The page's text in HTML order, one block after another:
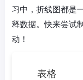
习中，折线图都是
释数据。快来尝试
动！
表格